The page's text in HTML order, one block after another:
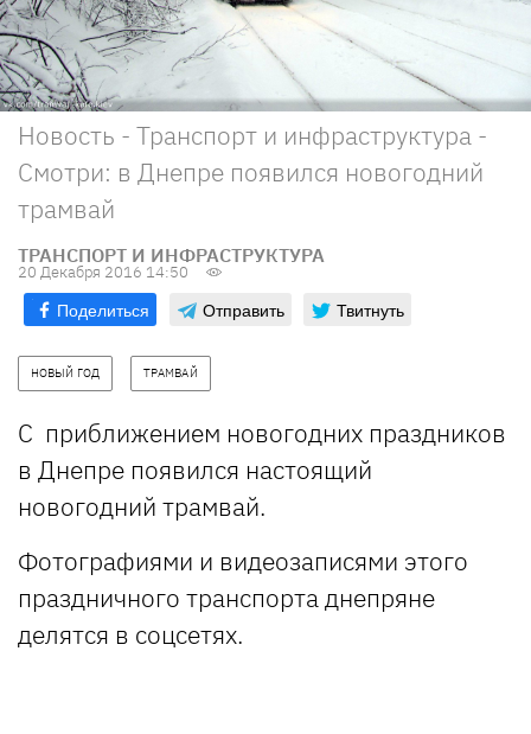
Новость - Транспорт и инфраструктура -
Смотри: в Днепре появился новогодний
трамвай
ТРАНСПОРТ И ИНФРАСТРУКТУРА
20 Декабря 2016 14:50
Поделиться Отправить Твитнуть
НОВЫЙ ГОД ТРАМВАЙ
С приближением новогодних праздников
в Днепре появился настоящий
новогодний трамвай.
Фотографиями и видеозаписями этого
праздничного транспорта днепряне
делятся в соцсетях.